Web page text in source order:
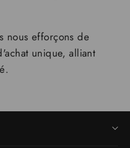
nous efforçons de
unique, alliant